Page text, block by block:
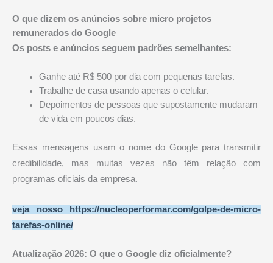
O que dizem os anúncios sobre micro projetos
remunerados do Google
Os posts e anúncios seguem padrões semelhantes:
Ganhe até R$ 500 por dia com pequenas tarefas.
Trabalhe de casa usando apenas o celular.
Depoimentos de pessoas que supostamente mudaram
de vida em poucos dias.
Essas mensagens usam o nome do Google para transmitir
credibilidade, mas muitas vezes não têm relação com
programas oficiais da empresa.
veja nosso https://nucleoperformar.com/golpe-de-micro-
tarefas-online/
Atualização 2026: O que o Google diz oficialmente?